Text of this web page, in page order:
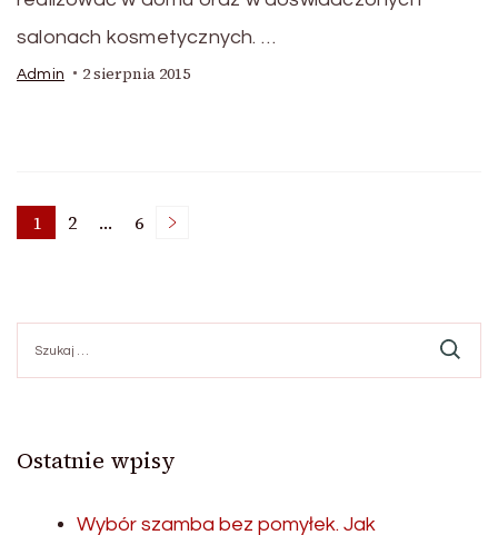
salonach kosmetycznych. …
Admin 2 sierpnia 2015
Nawigacja
po
wpisach
Page
1 Page
2 … Page
6
Ostatnie wpisy
Wybór szamba bez pomyłek. Jak